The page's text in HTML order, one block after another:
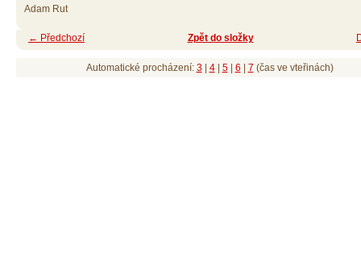
Adam Rut
← Předchozí Zpět do složky
Automatické procházení: 3| 4| 5| 6 7 (čas ve vteřinách)